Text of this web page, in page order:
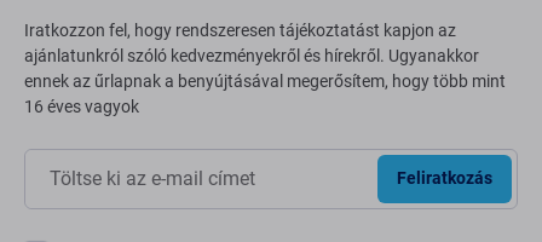
Iratkozzon fel, hogy rendszeresen tájékoztatást kapjon az
ajánlatunkról szóló kedvezményekről és hírekről. Ugyanakkor
ennek az űrlapnak a benyújtásával megerősítem, hogy több mint
16 éves vagyok
Feliratkozás